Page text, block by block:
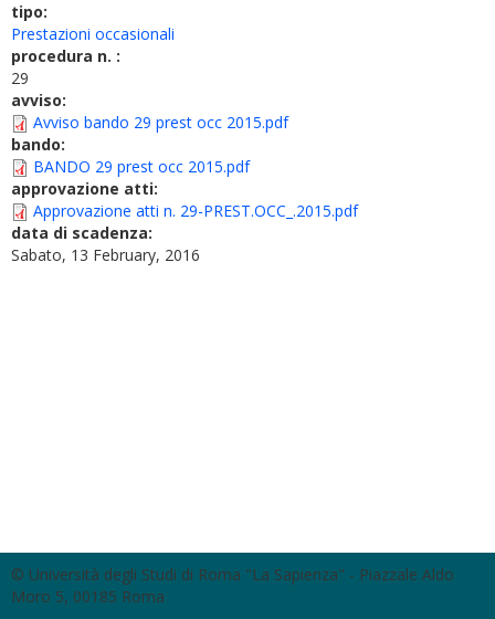
tipo:
Prestazioni occasionali
procedura n. :
29
avviso:
Avviso bando 29 prest occ 2015.pdf
bando:
BANDO 29 prest occ 2015.pdf
approvazione atti:
Approvazione atti n. 29-PREST.OCC_.2015.pdf
data di scadenza:
Sabato, 13 February, 2016
© Università degli Studi di Roma "La Sapienza" - Piazzale Aldo
Moro 5, 00185 Roma